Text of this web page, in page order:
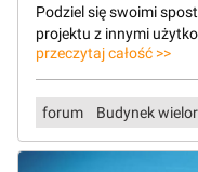
Podziel się swoimi
projektu z innymi
przeczytaj całość >>
forum Budynek